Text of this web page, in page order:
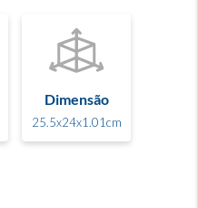
Dimensão
25.5x24x1.01cm